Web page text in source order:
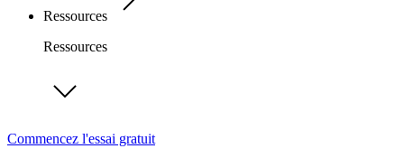
Ressources
Ressources
Commencez l'essai gratuit